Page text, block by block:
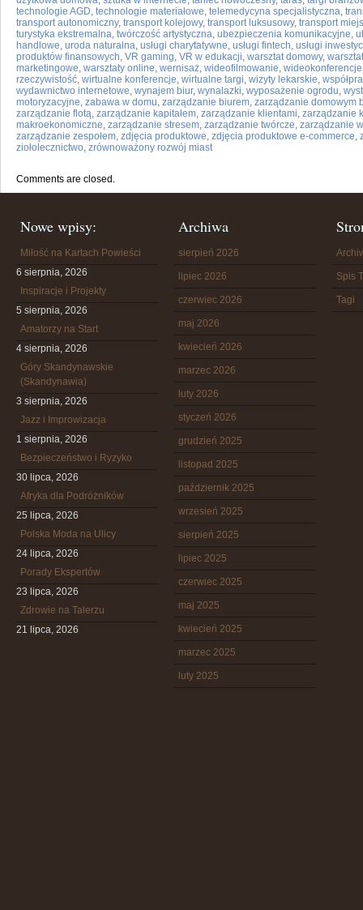
technologie AGD, technologie materiałowe, telemedycyna specjalistyczna,
transport autonomiczny, transport kolejowy, transport luksusowy, transport
turystyka ekstremalna, twórczość artystyczna, ubezpieczenia komunikacyjne,
handlowe, uroda naturalna, usługi charytatywne, usługi fintech, usługi
produktów finansowych, VR gaming, VR w edukacji, warsztat domowy,
marketingowe, warsztaty online, wernisaż, wideofilmowanie, wideokonferencje
rzeczywistość, wirtualne konferencje, wirtualne targi, wizyty lekarskie,
wydawnictwo internetowe, wynajem biur, wynalazki, wyposażenie ogrodu,
motoryzacyjne, zabawa w domu, zarządzanie biurem, zarządzanie domowym
zarządzanie flotą, zarządzanie kapitałem, zarządzanie klientami, zarządzanie
makroekonomiczne, zarządzanie stresem, zarządzanie twórcze, zarządzanie
zarządzanie zespołem, zdjęcia produktowe, zdjęcia produktowe e-commerce,
ziołolecznictwo, zrównoważony rozwój miast
Comments are closed.
Nowe wpisy:
Miłość na Kartach Powieści
6 sierpnia, 2026
Inspiracje i Projekty
5 sierpnia, 2026
Amatorzy na Start
4 sierpnia, 2026
Góry Skandynawskie
(Skandynawia)
3 sierpnia, 2026
Jazz i Improwizacja
1 sierpnia, 2026
Bezpieczeństwo i Ryzyko
30 lipca, 2026
Afryka dla Podróżników
25 lipca, 2026
Polska Moda na Ulicy
24 lipca, 2026
Porady Ekspertów
23 lipca, 2026
Zdrowie na Talerzu
21 lipca, 2026
Archiwa
sierpień 2026
lipiec 2026
czerwiec 2026
maj 2026
kwiecień 2026
marzec 2026
luty 2026
styczeń 2026
grudzień 2025
listopad 2025
październik 2025
wrzesień 2025
sierpień 2025
lipiec 2025
czerwiec 2025
maj 2025
kwiecień 2025
marzec 2025
luty 2025
Spis
Tagi